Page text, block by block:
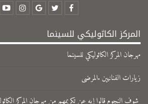
المركز الكاثوليكي للسينما
مهرجان المركز الكاثوليكي للسينما
زيارات الفنانيين .المرضى
شوف النجوم قالوا إيه عن تكريمهم من مهرجان المركز